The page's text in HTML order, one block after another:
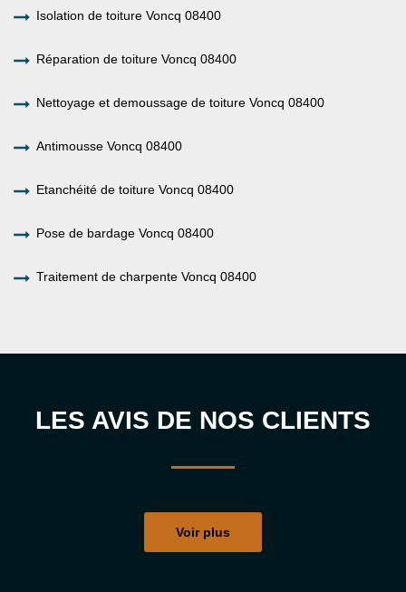
Isolation de toiture Voncq 08400
Réparation de toiture Voncq 08400
Nettoyage et demoussage de toiture Voncq 08400
Antimousse Voncq 08400
Etanchéité de toiture Voncq 08400
Pose de bardage Voncq 08400
Traitement de charpente Voncq 08400
LES AVIS DE NOS CLIENTS
Voir plus